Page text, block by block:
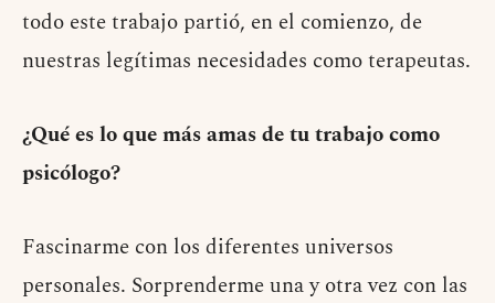
todo este trabajo partió, en el comienzo, de
nuestras legítimas necesidades como terapeutas.
¿Qué es lo que más amas de tu trabajo como
psicólogo?
Fascinarme con los diferentes universos
personales. Sorprenderme una y otra vez con las